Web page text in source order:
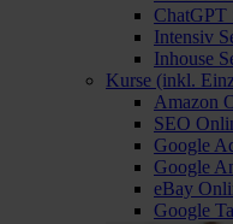
ChatGPT
Intensiv
Inhouse
Kurse (inkl.
Amazon
SEO
Google
Google
eBay
Google